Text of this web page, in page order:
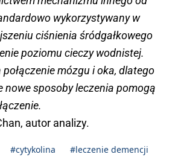
wykorzystywany w
ciśnienia śródgałkowego
poziomu cieczy wodnistej.
mózgu i oka, dlatego
nowe sposoby leczenia pomogą
autor analizy.
#cytykolina
#leczenie demencji